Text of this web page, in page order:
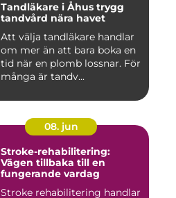
Tandläkare i Åhus trygg
tandvård nära havet
Att välja tandläkare handlar
om mer än att bara boka en
tid när en plomb lossnar. För
många är tandv...
08. jun
Stroke-rehabilitering:
Vägen tillbaka till en
fungerande vardag
Stroke rehabilitering handlar